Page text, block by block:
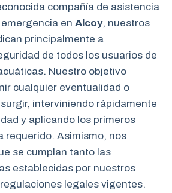
compañía de asistencia
en Alcoy, nuestros
principalmente a
de todos los usuarios de
Nuestro objetivo
cualquier eventualidad o
interviniendo rápidamente
y aplicando los primeros
requerido. Asimismo, nos
se cumplan tanto las
establecidas por nuestros
legales vigentes.